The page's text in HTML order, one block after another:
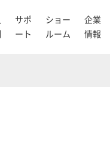
サポ
ート
ショー
ルーム
企業
情報